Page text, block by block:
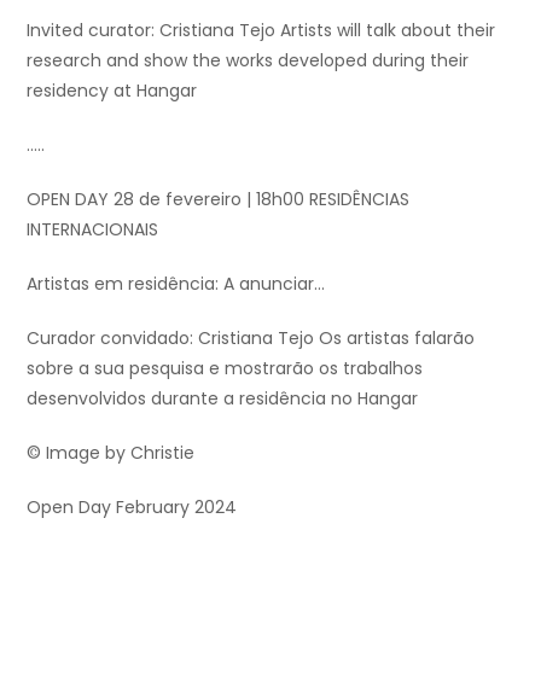
Invited curator: Cristiana Tejo Artists will talk about their
research and show the works developed during their
residency at Hangar
…..
OPEN DAY 28 de fevereiro | 18h00 RESIDÊNCIAS
INTERNACIONAIS
Artistas em residência: A anunciar…
Curador convidado: Cristiana Tejo Os artistas falarão
sobre a sua pesquisa e mostrarão os trabalhos
desenvolvidos durante a residência no Hangar
© Image by Christie
Open Day February 2024